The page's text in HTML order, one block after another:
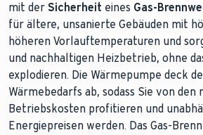
mit der Sicherheit eines Gas-
für ältere, unsanierte Gebäuden mit
höheren Vorlauftemperaturen und
und nachhaltigen Heizbetrieb, ohne
explodieren. Die Wärmepumpe deck
Wärmebedarfs ab, sodass Sie von den
Betriebskosten profitieren und
Energiepreisen werden. Das Gas-